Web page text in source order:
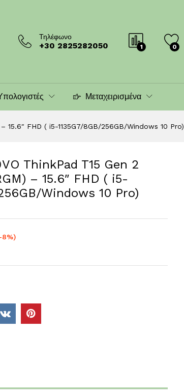
Τηλέφωνο
+30 2825282050 1 0
Μεταχειρισμένα
15.6″ FHD ( i5-1135G7/8GB/256GB/Windows 10 Pro)
ThinkPad T15 Gen 2
– 15.6″ FHD ( i5-
Windows 10 Pro)
8%)